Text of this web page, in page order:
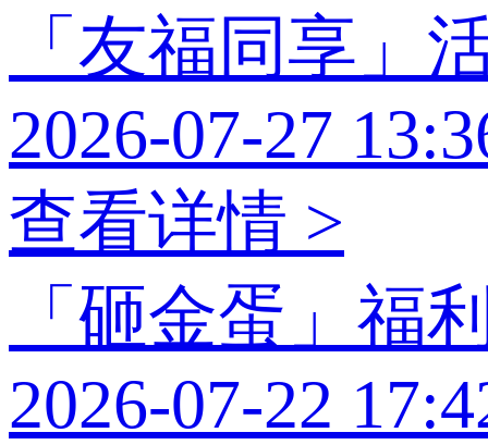
「友福同享」
2026-07-27
查看详情 >
「砸金蛋」福
2026-07-22